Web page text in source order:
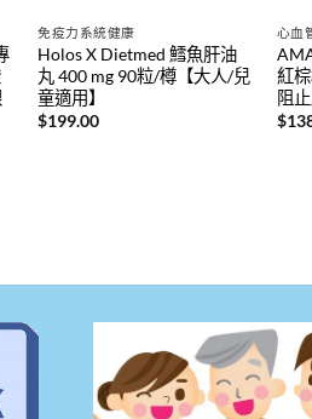
免疫力系統健康
Holos X Dietmed 鱈魚肝油
丸 400 mg 90粒/樽【大人/兒
童適用】
$199.00
心血
紅
阻
$